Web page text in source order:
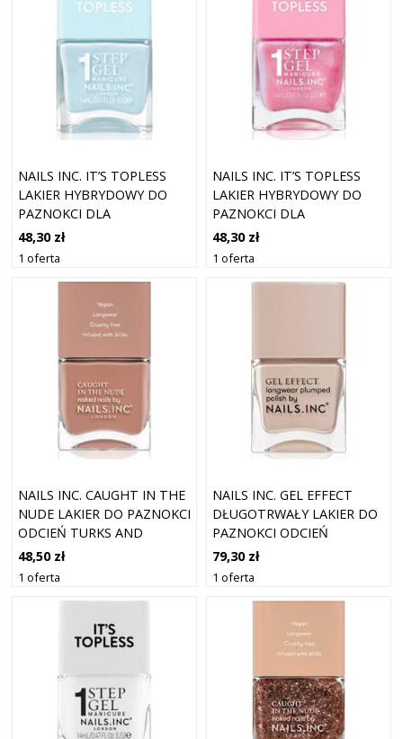
NAILS INC. IT’S TOPLESS
LAKIER HYBRYDOWY DO
PAZNOKCI DLA
DŁUGOTRWAŁEGO EFEKTU
ODCIEŃ GISELLE ICY BLUE
48,30 zł
1 oferta
NAILS INC. IT’S TOPLESS
LAKIER HYBRYDOWY DO
PAZNOKCI DLA
DŁUGOTRWAŁEGO EFEKTU
ODCIEŃ DANIELLE
48,30 zł
1 oferta
NAILS INC. CAUGHT IN THE
NUDE LAKIER DO PAZNOKCI
ODCIEŃ TURKS AND
CAICOS BEACH 14 ML
48,50 zł
1 oferta
NAILS INC. GEL EFFECT
DŁUGOTRWAŁY LAKIER DO
PAZNOKCI ODCIEŃ
COLVILLE MEWS 14 ML
79,30 zł
1 oferta